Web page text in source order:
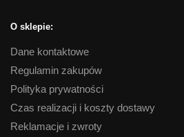
O sklepie:
Dane kontaktowe
Regulamin zakupów
Polityka prywatności
Czas realizacji i koszty dostawy
Reklamacje i zwroty